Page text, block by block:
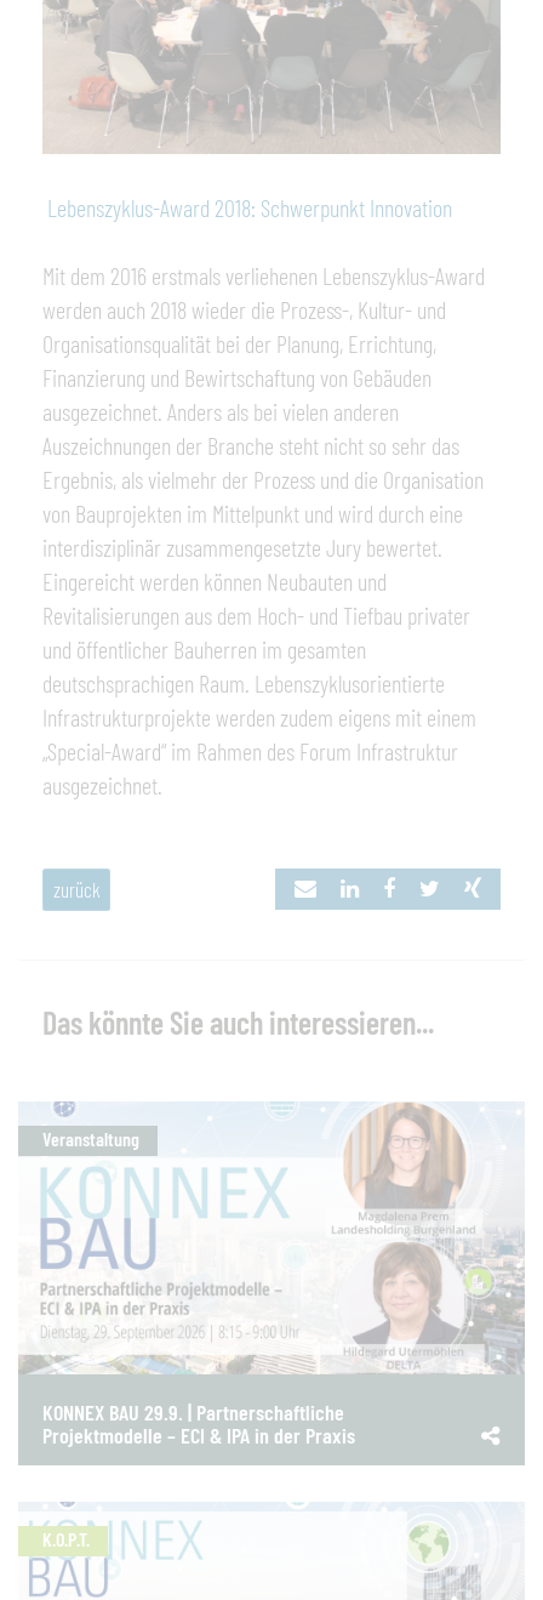
Lebenszyklus-Award 2018: Schwerpunkt Innovation
Mit dem 2016 erstmals verliehenen Lebenszyklus-Award
werden auch 2018 wieder die Prozess-, Kultur- und
Organisationsqualität bei der Planung, Errichtung,
Finanzierung und Bewirtschaftung von Gebäuden
ausgezeichnet. Anders als bei vielen anderen
Auszeichnungen der Branche steht nicht so sehr das
Ergebnis, als vielmehr der Prozess und die Organisation
von Bauprojekten im Mittelpunkt und wird durch eine
interdisziplinär zusammengesetzte Jury bewertet.
Eingereicht werden können Neubauten und
Revitalisierungen aus dem Hoch- und Tiefbau privater
und öffentlicher Bauherren im gesamten
deutschsprachigen Raum. Lebenszyklusorientierte
Infrastrukturprojekte werden zudem eigens mit einem
„Special-Award“ im Rahmen des Forum Infrastruktur
ausgezeichnet.
zurück
Das könnte Sie auch interessieren...
Veranstaltung
KONNEX BAU 29.9. | Partnerschaftliche
Projektmodelle – ECI & IPA in der Praxis
K.O.P.T.